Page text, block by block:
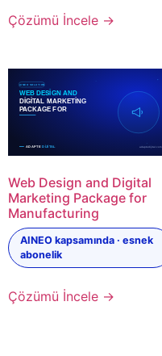
Çözümü İncele →
Web Design and Digital
Marketing Package for
Manufacturing
AINEO kapsamında · esnek
abonelik
Çözümü İncele →